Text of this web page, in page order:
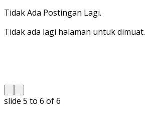
Tidak Ada Postingan Lagi.
Tidak ada lagi halaman untuk dimuat.
slide 5 to 6 of 6